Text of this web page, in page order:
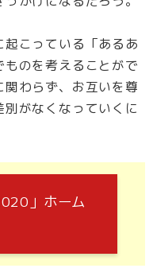
こっている「あるあ
のを考えることがで
わらず、お互いを尊
がなくなっていくに
」ホーム